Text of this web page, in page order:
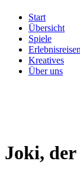
Start
Übersicht
Spiele
Erlebnisreisen
Kreatives
Über uns
Joki, der